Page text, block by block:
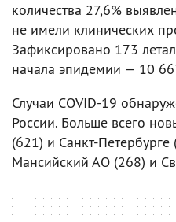
количества 27,6%
не имели клинических
Зафиксировано 173
начала эпидемии — 10
Случаи COVID-19
России. Больше всего
(621) и Санкт-
Мансийский АО (268) и